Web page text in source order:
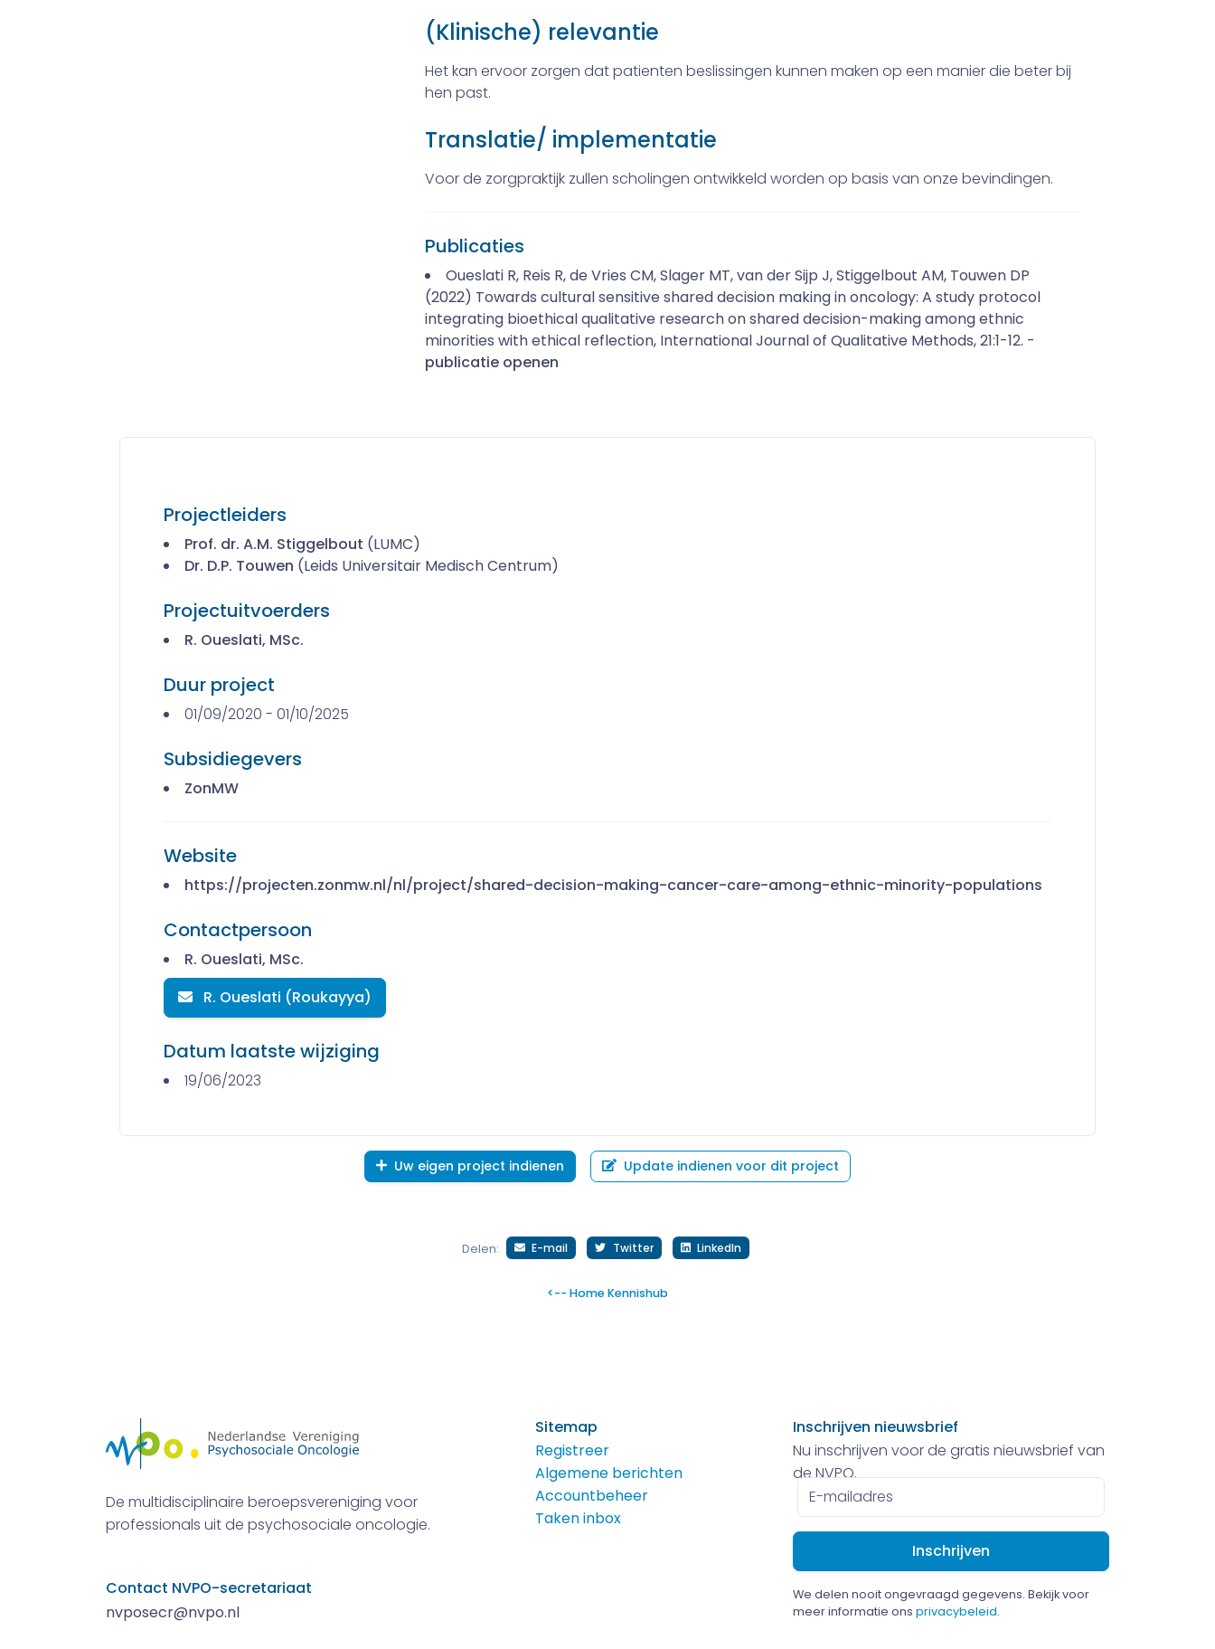
(Klinische) relevantie
Het kan ervoor zorgen dat patienten beslissingen kunnen maken op een manier die beter bij
hen past.
Translatie/ implementatie
Voor de zorgpraktijk zullen scholingen ontwikkeld worden op basis van onze bevindingen.
Publicaties
Oueslati R, Reis R, de Vries CM, Slager MT, van der Sijp J, Stiggelbout AM, Touwen DP
(2022) Towards cultural sensitive shared decision making in oncology: A study protocol
integrating bioethical qualitative research on shared decision-making among ethnic
minorities with ethical reflection, International Journal of Qualitative Methods, 21:1-12. -
publicatie openen
Projectleiders
Prof. dr. A.M. Stiggelbout (LUMC)
Dr. D.P. Touwen (Leids Universitair Medisch Centrum)
Projectuitvoerders
R. Oueslati, MSc.
Duur project
01/09/2020 - 01/10/2025
Subsidiegevers
ZonMW
Website
https://projecten.zonmw.nl/nl/project/shared-decision-making-cancer-care-among-ethnic-minority-populations
Contactpersoon
R. Oueslati, MSc.
R. Oueslati (Roukayya)
Datum laatste wijziging
19/06/2023
Uw eigen project indienen Update indienen voor dit project
Delen: E-mail Twitter LinkedIn
<-- Home Kennishub
De multidisciplinaire beroepsvereniging voor
professionals uit de psychosociale oncologie.
Contact NVPO-secretariaat
nvposecr@nvpo.nl
Sitemap
Registreer
Algemene berichten
Accountbeheer
Taken inbox
Inschrijven nieuwsbrief
Nu inschrijven voor de gratis nieuwsbrief van
de NVPO.
E-
mailadres
We delen nooit ongevraagd gegevens. Bekijk voor
meer informatie ons privacybeleid.